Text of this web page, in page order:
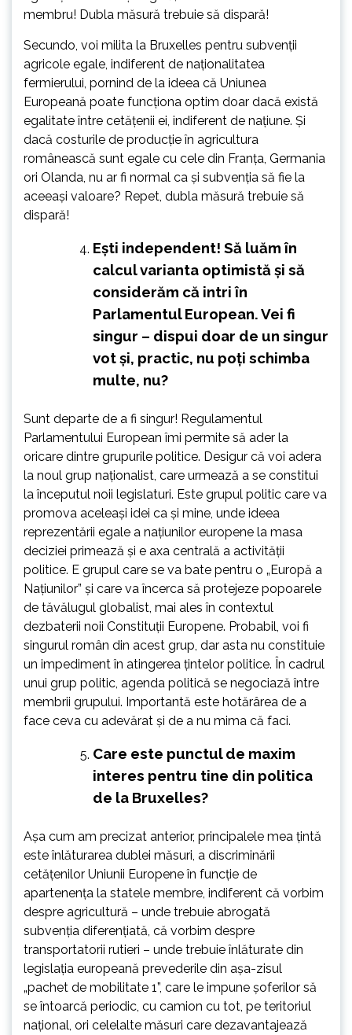
membru! Dubla măsură trebuie să dispară!
Secundo, voi milita la Bruxelles pentru subvenții
agricole egale, indiferent de naționalitatea
fermierului, pornind de la ideea că Uniunea
Europeană poate funcționa optim doar dacă există
egalitate între cetățenii ei, indiferent de națiune. Și
dacă costurile de producție în agricultura
românească sunt egale cu cele din Franța, Germania
ori Olanda, nu ar fi normal ca și subvenția să fie la
aceeași valoare? Repet, dubla măsură trebuie să
dispară!
Ești independent! Să luăm în
calcul varianta optimistă și să
considerăm că intri în
Parlamentul European. Vei fi
singur – dispui doar de un singur
vot și, practic, nu poți schimba
multe, nu?
Sunt departe de a fi singur! Regulamentul
Parlamentului European îmi permite să ader la
oricare dintre grupurile politice. Desigur că voi adera
la noul grup naționalist, care urmează a se constitui
la începutul noii legislaturi. Este grupul politic care va
promova aceleași idei ca și mine, unde ideea
reprezentării egale a națiunilor europene la masa
deciziei primează și e axa centrală a activității
politice. E grupul care se va bate pentru o „Europă a
Națiunilor” și care va încerca să protejeze popoarele
de tăvălugul globalist, mai ales în contextul
dezbaterii noii Constituții Europene. Probabil, voi fi
singurul român din acest grup, dar asta nu constituie
un impediment în atingerea țintelor politice. În cadrul
unui grup politic, agenda politică se negociază între
membrii grupului. Importantă este hotărârea de a
face ceva cu adevărat și de a nu mima că faci.
Care este punctul de maxim
interes pentru tine din politica
de la Bruxelles?
Așa cum am precizat anterior, principalele mea țintă
este înlăturarea dublei măsuri, a discriminării
cetățenilor Uniunii Europene în funcție de
apartenența la statele membre, indiferent că vorbim
despre agricultură – unde trebuie abrogată
subvenția diferențiată, că vorbim despre
transportatorii rutieri – unde trebuie înlăturate din
legislația europeană prevederile din așa-zisul
„pachet de mobilitate 1”, care le impune șoferilor să
se întoarcă periodic, cu camion cu tot, pe teritoriul
național, ori celelalte măsuri care dezavantajează